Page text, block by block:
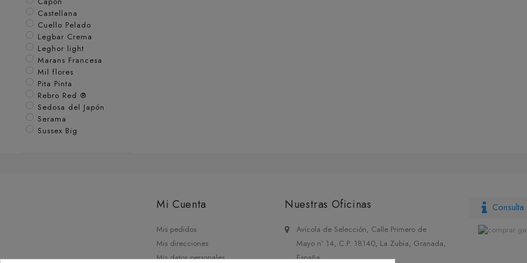
Castellana
Cuello Pelado
Legbar Crema
Leghor light
Marans Francesa
Mil flores
Pita Pinta
Rebro Red ®
Sedosa del Japón
Serama
Sussex Big
Mi Cuenta
Mis pedidos
Mis direcciones
Mis datos personales
Nuestras Oficinas
Avícola de Selección, Calle Primero de
Mayo nº 14, C.P. 18140, La Zubia, Granada,
España.